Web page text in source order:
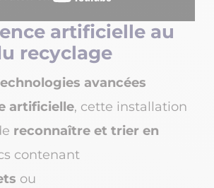
artificielle au
recyclage
avancées
artificielle, cette installation
reconnaître et trier en
contenant
ou